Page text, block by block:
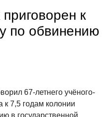
к
по обвинению
67-летнего учёного-
к 7,5 годам колонии
в государственной